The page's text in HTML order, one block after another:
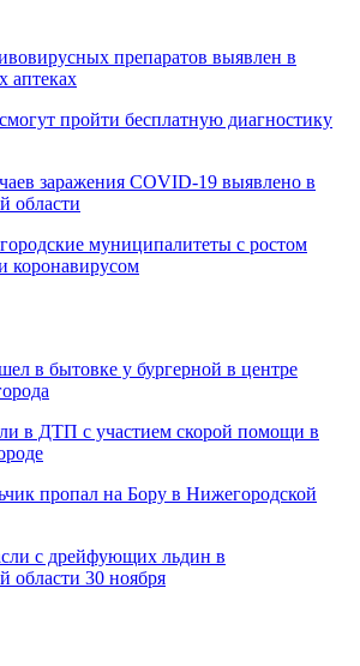
препаратов выявлен в
аптеках
пройти бесплатную диагностику
заражения COVID-19 выявлено в
области
муниципалитеты с ростом
коронавирусом
в бытовке у бургерной в центре
в ДТП с участием скорой помощи в
пропал на Бору в Нижегородской
с дрейфующих льдин в
области 30 ноября